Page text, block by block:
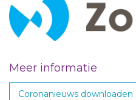
Meer informatie
Coronanieuws downloaden